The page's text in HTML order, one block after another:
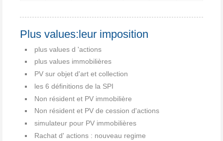
Plus values:leur imposition
plus values d 'actions
plus values immobilières
PV sur objet d'art et collection
les 6 définitions de la SPI
Non résident et PV immobilière
Non résident et PV de cession d'actions
simulateur pour PV immobilières
Rachat d' actions : nouveau regime